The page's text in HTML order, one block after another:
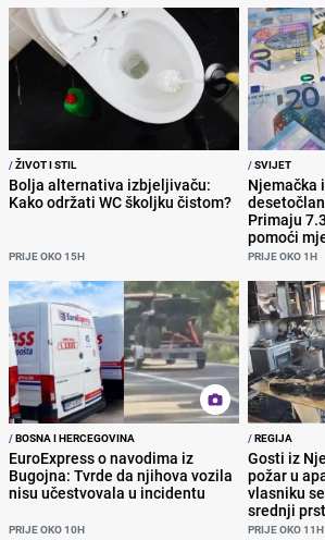
/ŽIVOT I STIL
Bolja alternativa izbjeljivaču:
Kako održati WC školjku čistom?
PRIJE OKO 15H
/SVIJET
Njemačka
Primaju
pomoći
PRIJE OKO 1H
/BOSNA I HERCEGOVINA
EuroExpress o navodima iz
Bugojna: Tvrde da njihova vozila
nisu učestvovala u incidentu
PRIJE OKO 10H
/REGIJA
Gosti iz
požar u
vlasniku
srednji prst
PRIJE OKO 11H